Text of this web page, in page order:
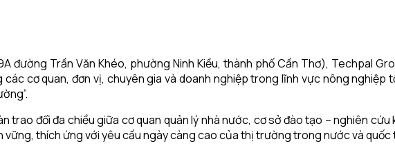
đường Trần Văn Khéo, phường Ninh Kiều, thành phố Cần Thơ), Techpal
cơ quan, đơn vị, chuyên gia và doanh nghiệp trong lĩnh vực nông nghiệp
trao đổi đa chiều giữa cơ quan quản lý nhà nước, cơ sở đào tạo – nghiên
thích ứng với yêu cầu ngày càng cao của thị trường trong nước và quốc